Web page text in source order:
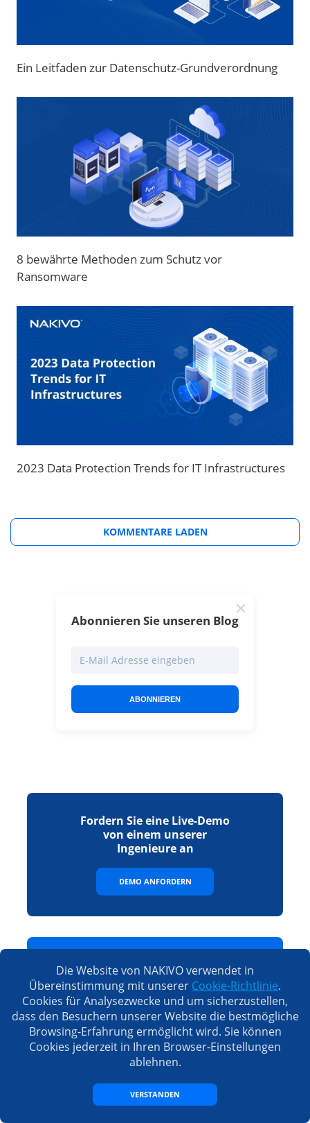
Ein Leitfaden zur Datenschutz-Grundverordnung
8 bewährte Methoden zum Schutz vor
Ransomware
2023 Data Protection Trends for IT Infrastructures
KOMMENTARE LADEN
Abonnieren Sie unseren Blog
ABONNIEREN
Fordern Sie eine Live-Demo
von einem unserer
Ingenieure an
DEMO ANFORDERN
Laden Sie eine voll
funktionsfähige kostenlose
Testversion herunter
KOSTENLOSE TESTVERSION
Vollständige Liste der
Die Website von NAKIVO verwendet in
Übereinstimmung mit unserer Cookie-Richtlinie.
Cookies für Analysezwecke und um sicherzustellen,
dass den Besuchern unserer Website die bestmögliche
Browsing-Erfahrung ermöglicht wird. Sie können
Cookies jederzeit in Ihren Browser-Einstellungen
ablehnen.
VERSTANDEN